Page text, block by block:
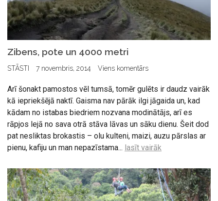
Zibens, pote un 4000 metri
STĀSTI 7 novembris, 2014 Viens komentārs
Arī šonakt pamostos vēl tumsā, tomēr gulēts ir daudz vairāk
kā iepriekšējā naktī. Gaisma nav pārāk ilgi jāgaida un, kad
kādam no istabas biedriem nozvana modinātājs, arī es
rāpjos lejā no sava otrā stāva lāvas un sāku dienu. Šeit dod
pat nesliktas brokastis – olu kulteni, maizi, auzu pārslas ar
pienu, kafiju un man nepazīstama... lasīt vairāk